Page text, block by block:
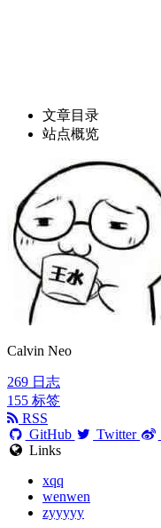
文章目录
站点概览
Calvin Neo
269 日志
155 标签
RSS
GitHub
Twitter
Links
xqq
wenwen
zyyyyy